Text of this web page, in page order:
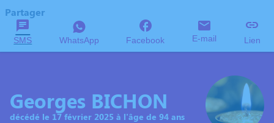
Partager
SMS WhatsApp Facebook E-mail Lien
Georges BICHON
décédé le 17 février 2025 à l'âge de 94 ans